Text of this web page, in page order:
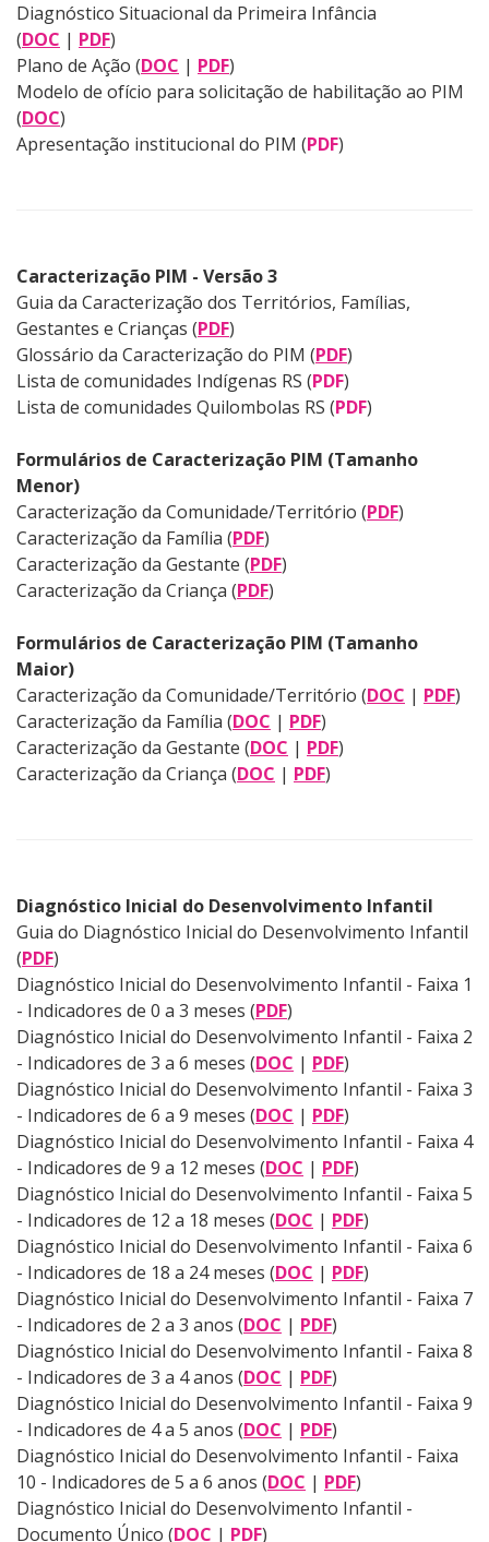
Diagnóstico Situacional da Primeira Infância
(DOC | PDF)
Plano de Ação (DOC | PDF)
Modelo de ofício para solicitação de habilitação ao PIM
(DOC)
Apresentação institucional do PIM (PDF)
Caracterização PIM - Versão 3
Guia da Caracterização dos Territórios, Famílias,
Gestantes e Crianças (PDF)
Glossário da Caracterização do PIM (PDF)
Lista de comunidades Indígenas RS (PDF)
Lista de comunidades Quilombolas RS (PDF)
Formulários de Caracterização PIM (Tamanho
Menor)
Caracterização da Comunidade/Território (PDF)
Caracterização da Família (PDF)
Caracterização da Gestante (PDF)
Caracterização da Criança (PDF)
Formulários de Caracterização PIM (Tamanho
Maior)
Caracterização da Comunidade/Território (DOC | PDF)
Caracterização da Família (DOC | PDF)
Caracterização da Gestante (DOC | PDF)
Caracterização da Criança (DOC | PDF)
Diagnóstico Inicial do Desenvolvimento Infantil
Guia do Diagnóstico Inicial do Desenvolvimento Infantil
(PDF)
Diagnóstico Inicial do Desenvolvimento Infantil - Faixa 1
- Indicadores de 0 a 3 meses (PDF)
Diagnóstico Inicial do Desenvolvimento Infantil - Faixa 2
- Indicadores de 3 a 6 meses (DOC | PDF)
Diagnóstico Inicial do Desenvolvimento Infantil - Faixa 3
- Indicadores de 6 a 9 meses (DOC | PDF)
Diagnóstico Inicial do Desenvolvimento Infantil - Faixa 4
- Indicadores de 9 a 12 meses (DOC | PDF)
Diagnóstico Inicial do Desenvolvimento Infantil - Faixa 5
- Indicadores de 12 a 18 meses (DOC | PDF)
Diagnóstico Inicial do Desenvolvimento Infantil - Faixa 6
- Indicadores de 18 a 24 meses (DOC | PDF)
Diagnóstico Inicial do Desenvolvimento Infantil - Faixa 7
- Indicadores de 2 a 3 anos (DOC | PDF)
Diagnóstico Inicial do Desenvolvimento Infantil - Faixa 8
- Indicadores de 3 a 4 anos (DOC | PDF)
Diagnóstico Inicial do Desenvolvimento Infantil - Faixa 9
- Indicadores de 4 a 5 anos (DOC | PDF)
Diagnóstico Inicial do Desenvolvimento Infantil - Faixa
10 - Indicadores de 5 a 6 anos (DOC | PDF)
Diagnóstico Inicial do Desenvolvimento Infantil -
Documento Único (DOC | PDF)